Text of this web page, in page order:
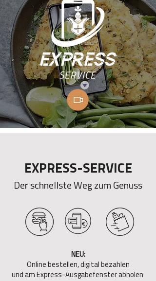
EXPRESS-SERVICE
Der schnellste Weg zum Genuss
NEU:
Online bestellen, digital bezahlen
und am Express-Ausgabefenster abholen